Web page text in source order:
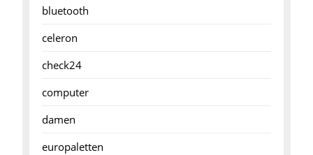
bluetooth
celeron
check24
computer
damen
europaletten